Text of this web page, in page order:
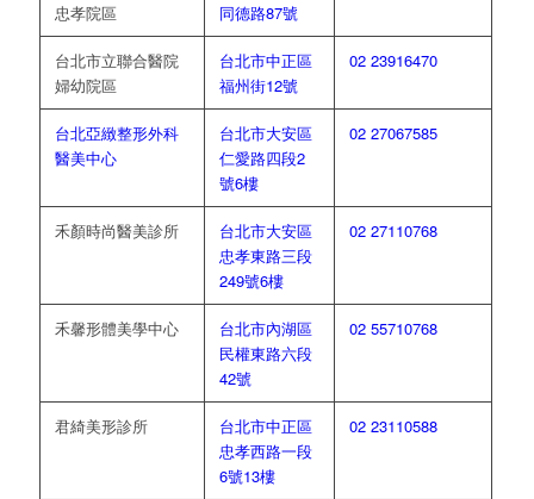
忠孝院區
同德路87號
台北市立聯合醫院
婦幼院區
台北市中正區
福州街12號
02 23916470
台北亞緻整形外科
醫美中心
台北市大安區
仁愛路四段2
號6樓
02 27067585
禾顏時尚醫美診所
台北市大安區
忠孝東路三段
249號6樓
02 27110768
禾馨形體美學中心
台北市內湖區
民權東路六段
42號
02 55710768
君綺美形診所
台北市中正區
忠孝西路一段
6號13樓
02 23110588